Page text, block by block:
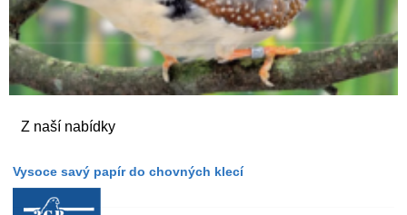
Z naší nabídky
Vysoce savý papír do chovných klecí